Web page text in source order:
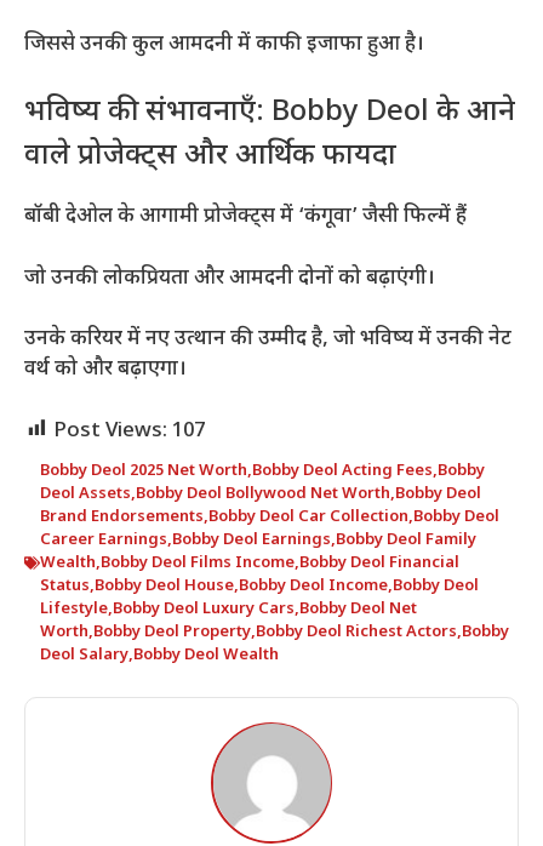
जिससे उनकी कुल आमदनी में काफी इजाफा हुआ है।
भविष्य की संभावनाएँ: Bobby Deol के आने
वाले प्रोजेक्ट्स और आर्थिक फायदा
बॉबी देओल के आगामी प्रोजेक्ट्स में ‘कंगूवा’ जैसी फिल्में हैं
जो उनकी लोकप्रियता और आमदनी दोनों को बढ़ाएंगी।
उनके करियर में नए उत्थान की उम्मीद है, जो भविष्य में उनकी नेट
वर्थ को और बढ़ाएगा।
Post Views: 107
Bobby Deol 2025 Net Worth,Bobby Deol Acting Fees,Bobby
Deol Assets,Bobby Deol Bollywood Net Worth,Bobby Deol
Brand Endorsements,Bobby Deol Car Collection,Bobby Deol
Career Earnings,Bobby Deol Earnings,Bobby Deol Family
Wealth,Bobby Deol Films Income,Bobby Deol Financial
Status,Bobby Deol House,Bobby Deol Income,Bobby Deol
Lifestyle,Bobby Deol Luxury Cars,Bobby Deol Net
Worth,Bobby Deol Property,Bobby Deol Richest Actors,Bobby
Deol Salary,Bobby Deol Wealth